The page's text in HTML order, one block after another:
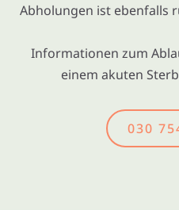
Abholungen ist ebenfalls
Informationen zum
einem akuten
030